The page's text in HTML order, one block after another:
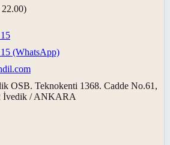
(WhatsApp)
OSB. Teknokenti 1368. Cadde No.61,
İvedik / ANKARA